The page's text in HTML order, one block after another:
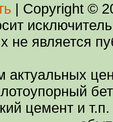
| Copyright ©
не является
актуальных
цемент и